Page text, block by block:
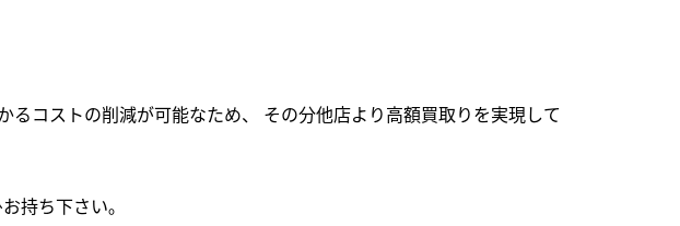
コストの削減が可能なため、 その分他店より高額買取りを実現して
持ち下さい｡